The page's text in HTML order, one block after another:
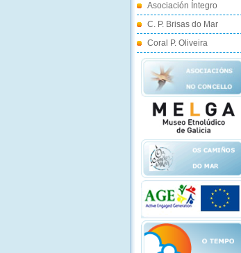
Asociación Íntegro
C. P. Brisas do Mar
Coral P. Oliveira